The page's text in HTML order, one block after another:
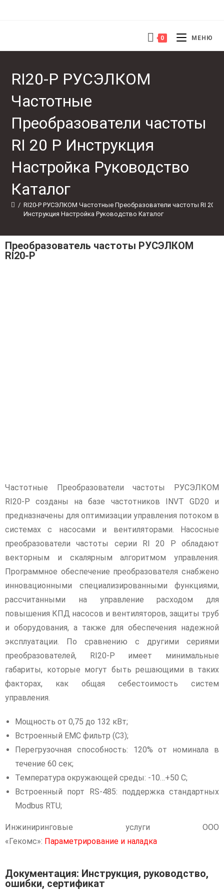
0 МЕНЮ
RI20-P РУСЭЛКОМ
Частотные
Преобразователи частоты
RI 20 P Инструкция
Настройка Руководство
Каталог
/ RI20-P РУСЭЛКОМ Частотные Преобразователи частоты RI 20 P
Инструкция Настройка Руководство Каталог
Преобразователь частоты РУСЭЛКОМ
RI20-P
Частотные Преобразователи частоты РУСЭЛКОМ
RI20-P созданы на базе частотников INVT GD20 и
предназначены для оптимизации управления потоком в
системах с насосами и вентиляторами. Насосные
преобразователи частоты серии RI 20 P обладают
векторным и скалярным алгоритмом управления.
Программное обеспечение преобразователя снабжено
инновационными специализированными функциями,
рассчитанными на управление расходом для
повышения КПД насосов и вентиляторов, защиты труб
и оборудования, а также для обеспечения надежной
эксплуатации. По сравнению с другими сериями
преобразователей, RI20-P имеет минимальные
габариты, которые могут быть решающими в таких
факторах, как общая себестоимость систем
управления.
Мощность от 0,75 до 132 кВт;
Встроенный EMC фильтр (C3);
Перегрузочная способность: 120% от номинала в
течение 60 сек;
Температура окружающей среды: -10…+50 С;
Встроенный порт RS-485: поддержка стандартных
Modbus RTU;
Инжиниринговые услуги ООО
«Гекомс»: Параметрирование и наладка
Документация: Инструкция, руководство,
ошибки, сертификат